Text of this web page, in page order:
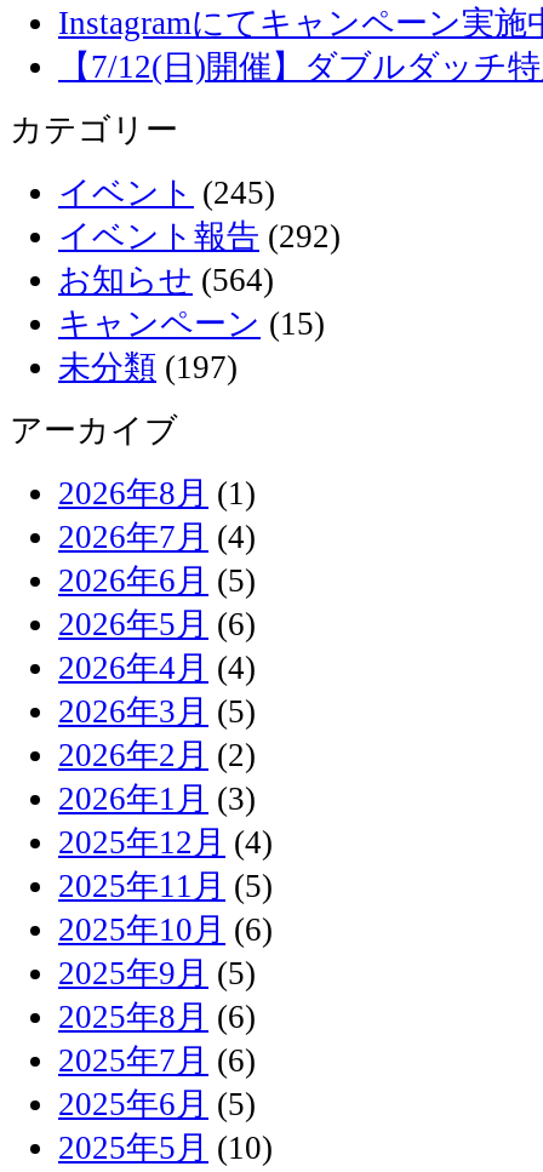
Instagramにてキャンペーン実施
【7/12(日)開催】ダブルダッチ
カテゴリー
イベント (245)
イベント報告 (292)
お知らせ (564)
キャンペーン (15)
未分類 (197)
アーカイブ
2026年8月 (1)
2026年7月 (4)
2026年6月 (5)
2026年5月 (6)
2026年4月 (4)
2026年3月 (5)
2026年2月 (2)
2026年1月 (3)
2025年12月 (4)
2025年11月 (5)
2025年10月 (6)
2025年9月 (5)
2025年8月 (6)
2025年7月 (6)
2025年6月 (5)
2025年5月 (10)